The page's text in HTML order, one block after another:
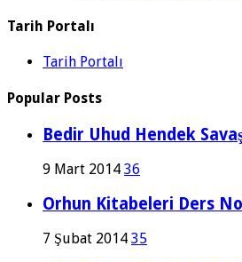
Tarih Portalı
Tarih Portalı
Popular Posts
Bedir Uhud Hendek
9 Mart 2014 36
Orhun Kitabeleri Ders
7 Şubat 2014 35